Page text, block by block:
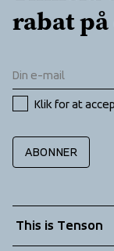
rabat
Klik for at
ABONNER
This is Tenson